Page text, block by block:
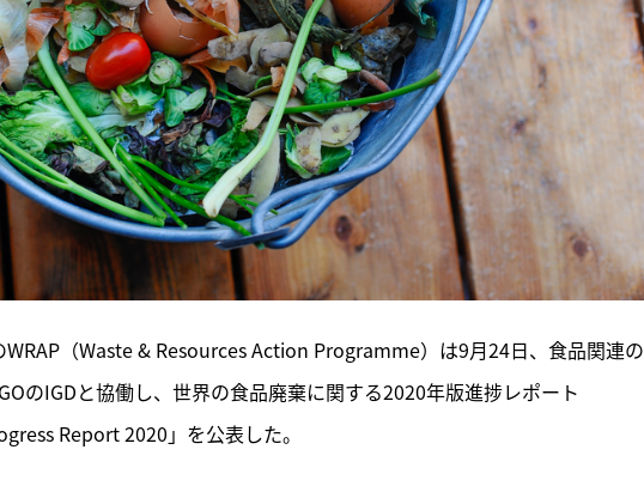
（Waste & Resources Action Programme）は9月24日、食品関連の
のIGDと協働し、世界の食品廃棄に関する2020年版進捗レポート
Report 2020」を公表した。